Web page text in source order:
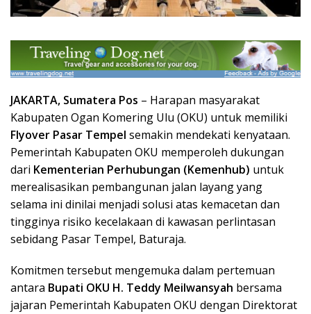
JAKARTA, Sumatera Pos – Harapan masyarakat
Kabupaten Ogan Komering Ulu (OKU) untuk memiliki
Flyover Pasar Tempel semakin mendekati kenyataan.
Pemerintah Kabupaten OKU memperoleh dukungan
dari Kementerian Perhubungan (Kemenhub) untuk
merealisasikan pembangunan jalan layang yang
selama ini dinilai menjadi solusi atas kemacetan dan
tingginya risiko kecelakaan di kawasan perlintasan
sebidang Pasar Tempel, Baturaja.
Komitmen tersebut mengemuka dalam pertemuan
antara Bupati OKU H. Teddy Meilwansyah bersama
jajaran Pemerintah Kabupaten OKU dengan Direktorat